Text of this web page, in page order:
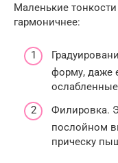
Маленькие
гармоничнее:
форму, даже
Филировка.
послойном
прическу